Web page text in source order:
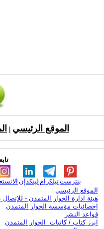
الموقع الرئيسي
لينكدإن تيلكرامبنترست
الموقع الرئيسي
هيئة ادارة الحوار المتمدن - للإتصال
إحصائيات مؤسسة الحوار المتمدن
قواعد النشر
ابرز كتاب / كاتبات الحوار المتمدن